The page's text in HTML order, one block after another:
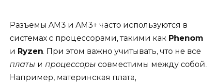
Разъемы AM3 и AM3+ часто используются в
системах с процессорами, такими как Phenom
и Ryzen. При этом важно учитывать, что не все
платы и процессоры совместимы между собой.
Например, материнская плата,